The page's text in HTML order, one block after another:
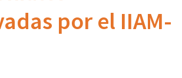
por el IIAM-